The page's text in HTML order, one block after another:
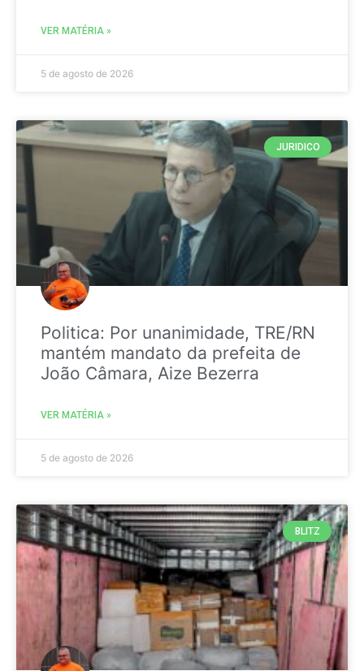
VER MATÉRIA »
5 de agosto de 2026
JURIDICO
Politica: Por unanimidade, TRE/RN
mantém mandato da prefeita de
João Câmara, Aize Bezerra
VER MATÉRIA »
5 de agosto de 2026
BLITZ